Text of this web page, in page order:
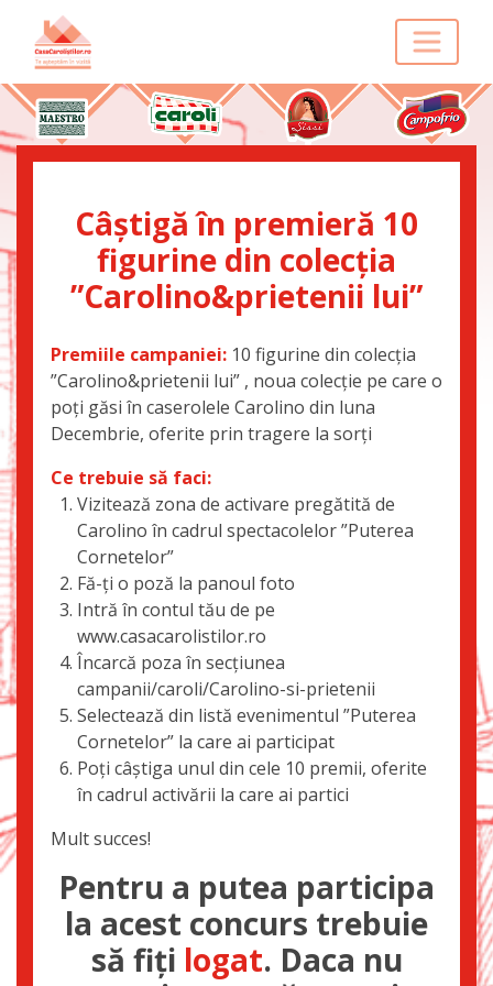
Câștigă în premieră 10
figurine din colecția
”Carolino&prietenii lui”
Premiile campaniei: 10 figurine din colecția
”Carolino&prietenii lui” , noua colecție pe care o
poți găsi în caserolele Carolino din luna
Decembrie, oferite prin tragere la sorți
Ce trebuie să faci:
Vizitează zona de activare pregătită de
Carolino în cadrul spectacolelor ”Puterea
Cornetelor”
Fă-ți o poză la panoul foto
Intră în contul tău de pe
www.casacarolistilor.ro
Încarcă poza în secțiunea
campanii/caroli/Carolino-si-prietenii
Selectează din listă evenimentul ”Puterea
Cornetelor” la care ai participat
Poți câștiga unul din cele 10 premii, oferite
în cadrul activării la care ai partici
Mult succes!
Pentru a putea participa
la acest concurs trebuie
să fiţi logat. Daca nu